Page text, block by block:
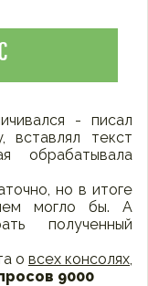
- писал
вставлял текст
обрабатывала
но в итоге
могло бы. А
полученный
о всех консолях
9000